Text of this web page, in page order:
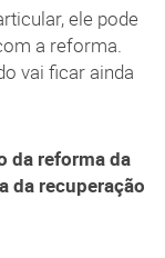
ele pode
a reforma.
vai ficar ainda
da reforma da
da recuperação